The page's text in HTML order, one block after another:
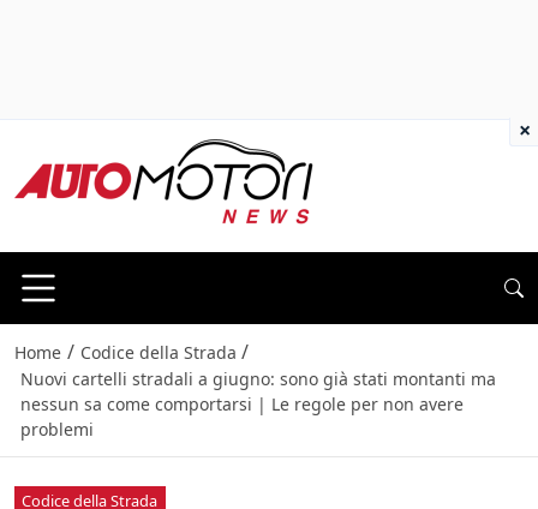
Home / Codice della Strada /
Nuovi cartelli stradali a giugno: sono già stati montanti ma
nessun sa come comportarsi | Le regole per non avere
problemi
Codice della Strada
×